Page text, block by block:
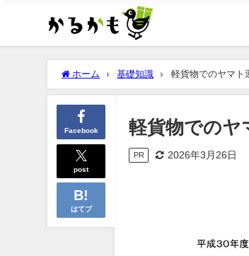
ホーム 基礎知識 軽貨物でのヤマト
Facebook
post
はてブ
軽貨物でのヤ
PR 2026年3月26日